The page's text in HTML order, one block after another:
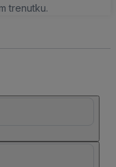
trenutku.